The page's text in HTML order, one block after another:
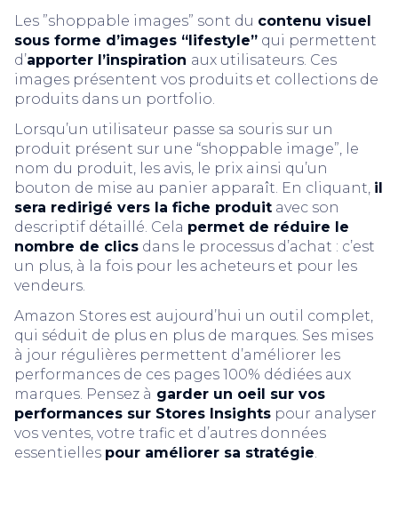
Les ”shoppable images” sont du contenu visuel
sous forme d’images “lifestyle” qui permettent
d’apporter l’inspiration aux utilisateurs. Ces
images présentent vos produits et collections de
produits dans un portfolio.
Lorsqu’un utilisateur passe sa souris sur un
produit présent sur une “shoppable image”, le
nom du produit, les avis, le prix ainsi qu’un
bouton de mise au panier apparaît. En cliquant, il
sera redirigé vers la fiche produit avec son
descriptif détaillé. Cela permet de réduire le
nombre de clics dans le processus d’achat : c’est
un plus, à la fois pour les acheteurs et pour les
vendeurs.
Amazon Stores est aujourd’hui un outil complet,
qui séduit de plus en plus de marques. Ses mises
à jour régulières permettent d’améliorer les
performances de ces pages 100% dédiées aux
marques. Pensez à garder un oeil sur vos
performances sur Stores Insights pour analyser
vos ventes, votre trafic et d’autres données
essentielles pour améliorer sa stratégie.